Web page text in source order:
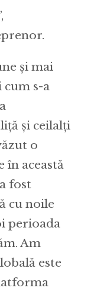
și mai
s-a
și ceilalți
o
în această
fost
cu noile
perioada
Am
este